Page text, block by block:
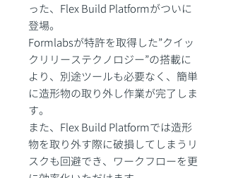
った、Flex Build Platformがついに
登場。
Formlabsが特許を取得した”クイッ
クリリーステクノロジー”の搭載に
より、別途ツールも必要なく、簡単
に造形物の取り外し作業が完了しま
す。
また、Flex Build Platformでは造形
物を取り外す際に破損してしまうリ
スクも回避でき、ワークフローを更